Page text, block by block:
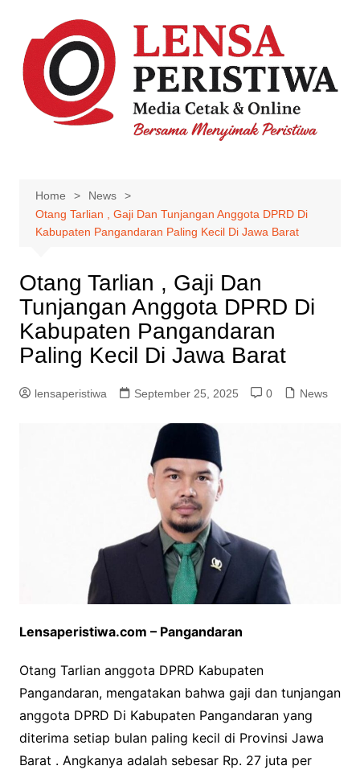
content
Home
News
Otang Tarlian , Gaji Dan Tunjangan Anggota DPRD Di
Kabupaten Pangandaran Paling Kecil Di Jawa Barat
Otang Tarlian , Gaji Dan
Tunjangan Anggota DPRD Di
Kabupaten Pangandaran
Paling Kecil Di Jawa Barat
lensaperistiwa September 25, 2025 0 News
Lensaperistiwa.com – Pangandaran
Otang Tarlian anggota DPRD Kabupaten
Pangandaran, mengatakan bahwa gaji dan tunjangan
anggota DPRD Di Kabupaten Pangandaran yang
diterima setiap bulan paling kecil di Provinsi Jawa
Barat . Angkanya adalah sebesar Rp. 27 juta per